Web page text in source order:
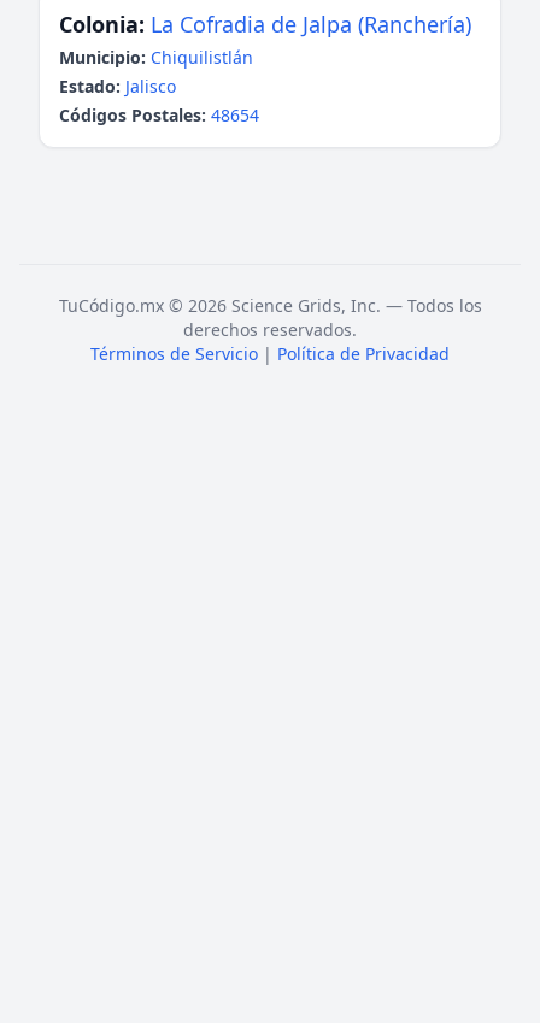
Colonia: La Cofradia de Jalpa (Ranchería)
Municipio: Chiquilistlán
Estado: Jalisco
Códigos Postales: 48654
TuCódigo.mx © 2026 Science Grids, Inc. — Todos los
derechos reservados.
Términos de Servicio | Política de Privacidad